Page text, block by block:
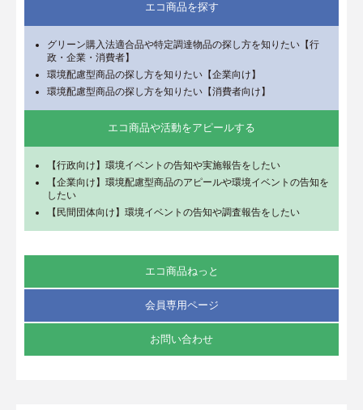
エコ商品を探す
グリーン購入法適合品や特定調達物品の探し方を知りたい【行
政・企業・消費者】
環境配慮型商品の探し方を知りたい【企業向け】
環境配慮型商品の探し方を知りたい【消費者向け】
エコ商品や活動をアピールする
【行政向け】環境イベントの告知や実施報告をしたい
【企業向け】環境配慮型商品のアピールや環境イベントの告知を
したい
【民間団体向け】環境イベントの告知や調査報告をしたい
エコ商品ねっと
会員専用ページ
お問い合わせ